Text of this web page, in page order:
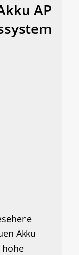
AP
Akku
hohe